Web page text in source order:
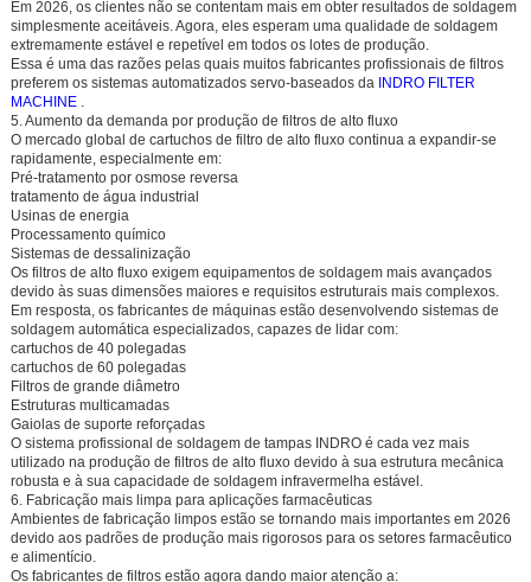
Em 2026, os clientes não se contentam mais em obter resultados de soldagem
simplesmente aceitáveis. Agora, eles esperam uma qualidade de soldagem
extremamente estável e repetível em todos os lotes de produção.
Essa é uma das razões pelas quais muitos fabricantes profissionais de filtros
preferem os sistemas automatizados servo-baseados da INDRO FILTER
MACHINE.
5. Aumento da demanda por produção de filtros de alto fluxo
O mercado global de cartuchos de filtro de alto fluxo continua a expandir-se
rapidamente, especialmente em:
Pré-tratamento por osmose reversa
tratamento de água industrial
Usinas de energia
Processamento químico
Sistemas de dessalinização
Os filtros de alto fluxo exigem equipamentos de soldagem mais avançados
devido às suas dimensões maiores e requisitos estruturais mais complexos.
Em resposta, os fabricantes de máquinas estão desenvolvendo sistemas de
soldagem automática especializados, capazes de lidar com:
cartuchos de 40 polegadas
cartuchos de 60 polegadas
Filtros de grande diâmetro
Estruturas multicamadas
Gaiolas de suporte reforçadas
O sistema profissional de soldagem de tampas INDRO é cada vez mais
utilizado na produção de filtros de alto fluxo devido à sua estrutura mecânica
robusta e à sua capacidade de soldagem infravermelha estável.
6. Fabricação mais limpa para aplicações farmacêuticas
Ambientes de fabricação limpos estão se tornando mais importantes em 2026
devido aos padrões de produção mais rigorosos para os setores farmacêutico
e alimentício.
Os fabricantes de filtros estão agora dando maior atenção a: